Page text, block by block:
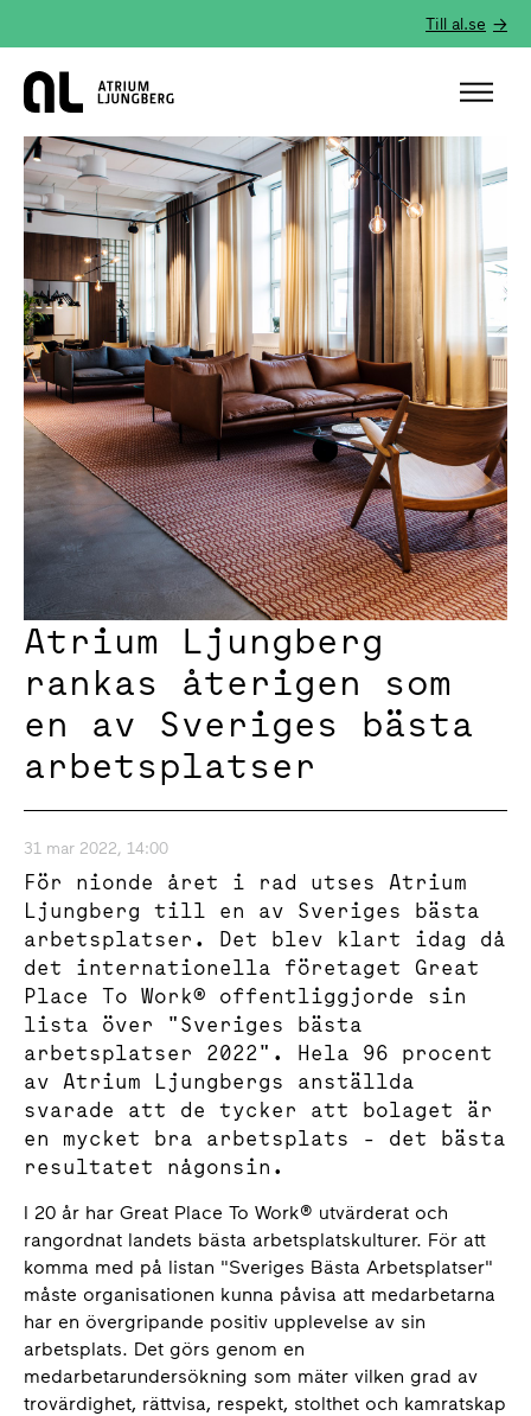
Till al.se
Hem
Atrium Ljungberg
rankas återigen som
en av Sveriges bästa
arbetsplatser
31 mar 2022, 14:00
För nionde året i rad utses Atrium
Ljungberg till en av Sveriges bästa
arbetsplatser. Det blev klart idag då
det internationella företaget Great
Place To Work® offentliggjorde sin
lista över "Sveriges bästa
arbetsplatser 2022". Hela 96 procent
av Atrium Ljungbergs anställda
svarade att de tycker att bolaget är
en mycket bra arbetsplats - det bästa
resultatet någonsin.
I 20 år har Great Place To Work® utvärderat och
rangordnat landets bästa arbetsplatskulturer. För att
komma med på listan "Sveriges Bästa Arbetsplatser"
måste organisationen kunna påvisa att medarbetarna
har en övergripande positiv upplevelse av sin
arbetsplats. Det görs genom en
medarbetarundersökning som mäter vilken grad av
trovärdighet, rättvisa, respekt, stolthet och kamratskap